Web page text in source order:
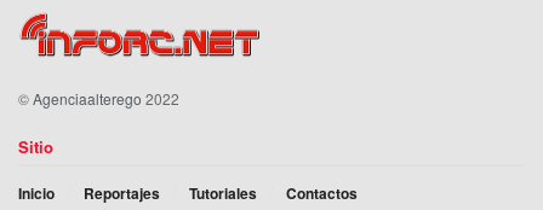
©Agenciaalterego 2022
Sitio
Inicio Reportajes Tutoriales Contactos